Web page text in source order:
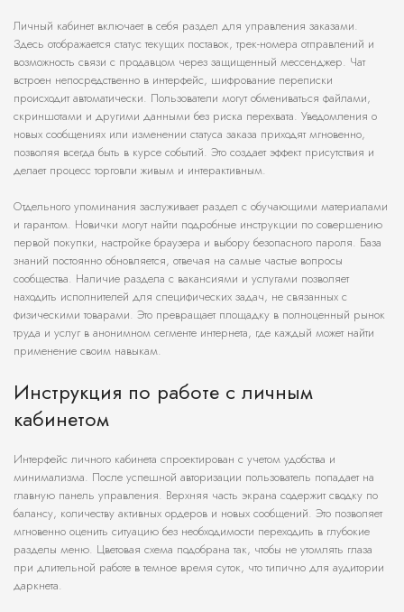
Личный кабинет включает в себя раздел для управления заказами.
Здесь отображается статус текущих поставок, трек-номера отправлений и
возможность связи с продавцом через защищенный мессенджер. Чат
встроен непосредственно в интерфейс, шифрование переписки
происходит автоматически. Пользователи могут обмениваться файлами,
скриншотами и другими данными без риска перехвата. Уведомления о
новых сообщениях или изменении статуса заказа приходят мгновенно,
позволяя всегда быть в курсе событий. Это создает эффект присутствия и
делает процесс торговли живым и интерактивным.
Отдельного упоминания заслуживает раздел с обучающими материалами
и гарантом. Новички могут найти подробные инструкции по совершению
первой покупки, настройке браузера и выбору безопасного пароля. База
знаний постоянно обновляется, отвечая на самые частые вопросы
сообщества. Наличие раздела с вакансиями и услугами позволяет
находить исполнителей для специфических задач, не связанных с
физическими товарами. Это превращает площадку в полноценный рынок
труда и услуг в анонимном сегменте интернета, где каждый может найти
применение своим навыкам.
Инструкция по работе с личным
кабинетом
Интерфейс личного кабинета спроектирован с учетом удобства и
минимализма. После успешной авторизации пользователь попадает на
главную панель управления. Верхняя часть экрана содержит сводку по
балансу, количеству активных ордеров и новых сообщений. Это позволяет
мгновенно оценить ситуацию без необходимости переходить в глубокие
разделы меню. Цветовая схема подобрана так, чтобы не утомлять глаза
при длительной работе в темное время суток, что типично для аудитории
даркнета.